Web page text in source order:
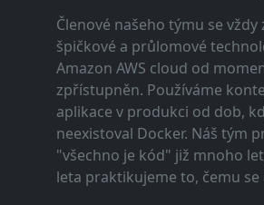
Členové našeho týmu se vždy
špičkové a průlomové
Amazon AWS cloud od
zpřístupněn. Používáme
aplikace v produkci od dob,
neexistoval Docker. Náš tým
"všechno je kód" již mnoho
leta praktikujeme to, čemu se